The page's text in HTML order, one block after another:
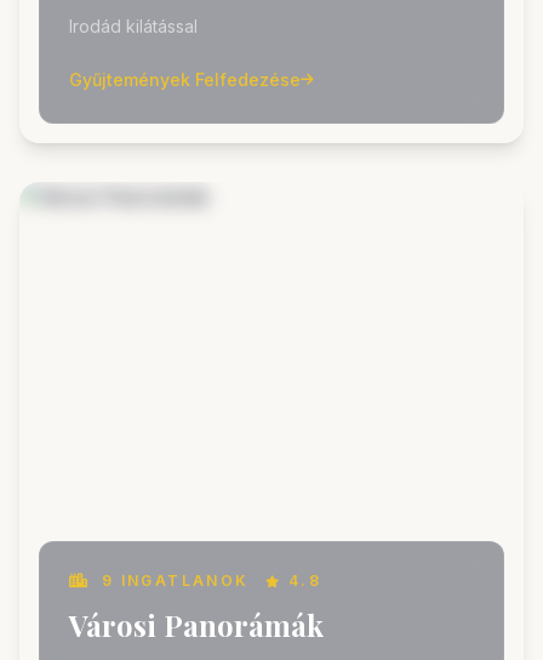
Irodád kilátással
Gyűjtemények Felfedezése
9 INGATLANOK 4.8
Városi Panorámák